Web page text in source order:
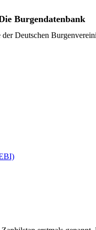
Burgendatenbank
Deutschen